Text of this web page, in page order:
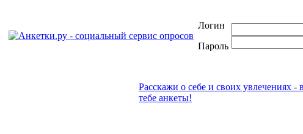
Логин
Пароль
Расскажи о себе и своих увлечениях
тебе анкеты!